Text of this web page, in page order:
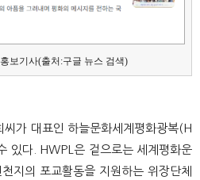
보기사(출처:구글 뉴스 검색)
가 대표인 하늘문화세계평화광복(H
있다. HWPL은 겉으로는 세계평화운
지의 포교활동을 지원하는 위장단체